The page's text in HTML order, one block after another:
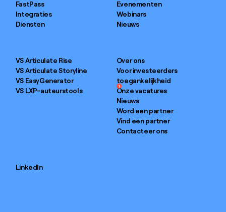
FastPass
Integraties
Diensten
Evenementen
Webinars
Nieuws
VS Articulate Rise
VS Articulate Storyline
VS EasyGenerator
VS LXP-auteurstools
Over ons
Voor investeerders
toegankelijkheid
Onze vacatures
1
Nieuws
Word een partner
Vind een partner
Contacteer ons
LinkedIn